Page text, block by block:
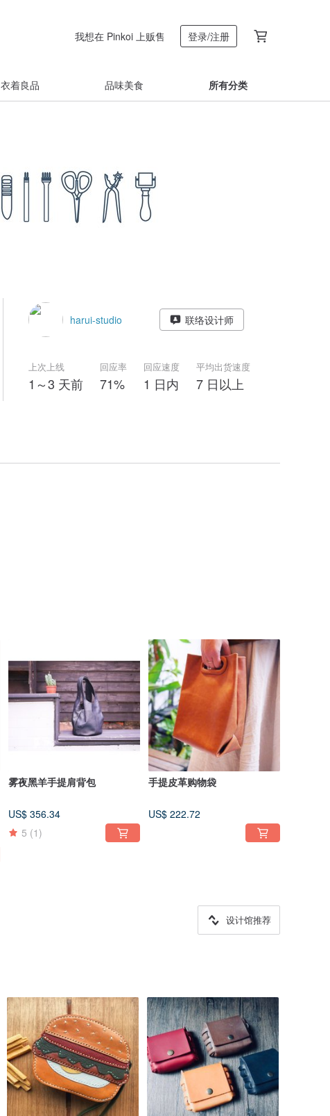
我想在 Pinkoi 上贩售 登录/注册
衣着良品 品味美食 所有分类
harui-studio 联络设计师
上次上线
1～3 天前
回应率
71%
回应速度
1 日内
平均出货速度
7 日以上
雾夜黑羊手提肩背包
US$ 356.34
5 (1)
手提皮革购物袋
US$ 222.72
设计馆推荐